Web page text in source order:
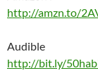
http://amzn.to/
Audible
http://bit.ly/